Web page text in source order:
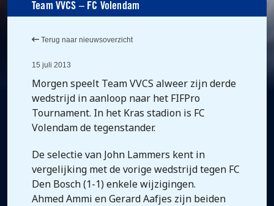
Team VVCS – FC Volendam
Terug naar nieuwsoverzicht
15 juli 2013
Morgen speelt Team VVCS alweer zijn derde
wedstrijd in aanloop naar het FIFPro
Tournament. In het Kras stadion is FC
Volendam de tegenstander.
De selectie van John Lammers kent in
vergelijking met de vorige wedstrijd tegen FC
Den Bosch (1-1) enkele wijzigingen.
Ahmed Ammi en Gerard Aafjes zijn beiden